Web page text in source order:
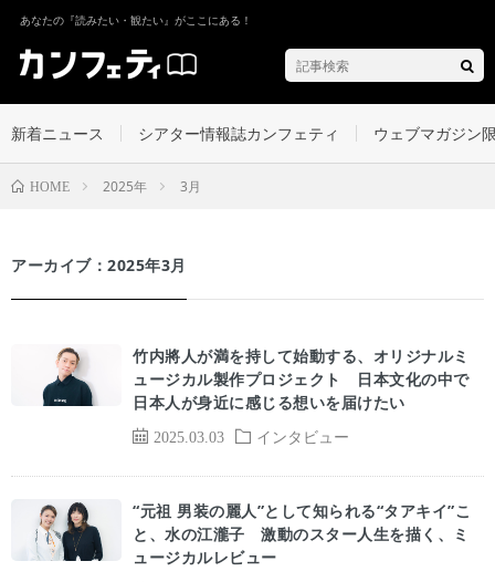
あなたの『読みたい・観たい』がここにある！
新着ニュース シアター情報誌カンフェティ ウェブマガジン
HOME 2025年 3月
アーカイブ：2025年3月
2025.03.03 インタビュー
竹内將人が満を持して始動する、オリジナルミ
ュージカル製作プロジェクト 日本文化の中で
日本人が身近に感じる想いを届けたい
“元祖 男装の麗人”として知られる“タアキイ”こ
と、水の江瀧子 激動のスター人生を描く、ミ
ュージカルレビュー